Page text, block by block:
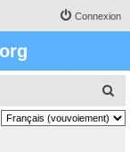
Connexion
e